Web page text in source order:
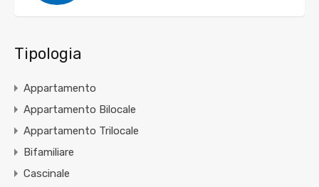
Tipologia
Appartamento
Appartamento Bilocale
Appartamento Trilocale
Bifamiliare
Cascinale